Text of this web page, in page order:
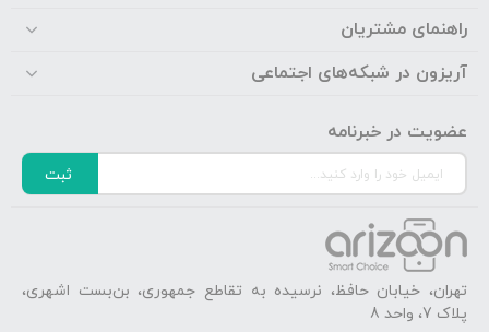
راهنمای مشتریان
آریزون در شبکه‌های اجتماعی
عضویت در خبرنامه
ثبت
تهران، خیابان حافظ، نرسیده به تقاطع جمهوری، بن‌بست اشهری،
پلاک 7، واحد 8